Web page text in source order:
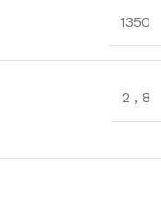
1350
2 , 8